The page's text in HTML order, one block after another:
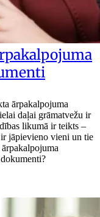
ārpakalpojuma
daļai grāmatvežu ir
likumā ir teikts –
jāpievieno vieni un tie